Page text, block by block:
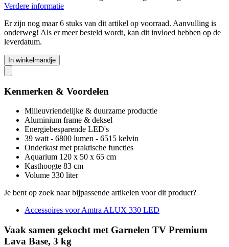
Verdere informatie
Er zijn nog maar 6 stuks van dit artikel op voorraad. Aanvulling is
onderweg! Als er meer besteld wordt, kan dit invloed hebben op de
leverdatum.
In winkelmandje
Kenmerken & Voordelen
Milieuvriendelijke & duurzame productie
Aluminium frame & deksel
Energiebesparende LED's
39 watt - 6800 lumen - 6515 kelvin
Onderkast met praktische functies
Aquarium 120 x 50 x 65 cm
Kasthoogte 83 cm
Volume 330 liter
Je bent op zoek naar bijpassende artikelen voor dit product?
Accessoires voor Amtra ALUX 330 LED
Vaak samen gekocht met Garnelen TV Premium
Lava Base, 3 kg